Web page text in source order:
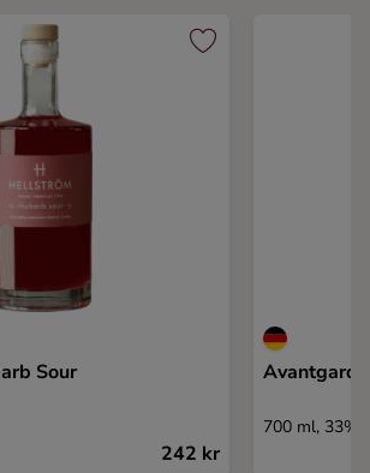
Sour
242 kr
700 ml, 33%